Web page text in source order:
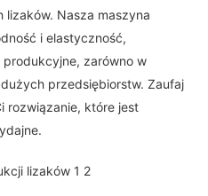
Nasza maszyna
i elastyczność,
produkcyjne, zarówno w
przedsiębiorstw. Zaufaj
rozwiązanie, które jest